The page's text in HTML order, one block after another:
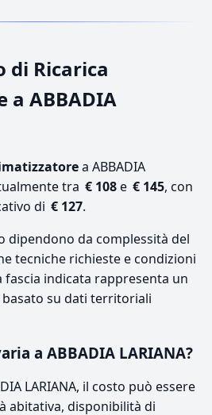
di Ricarica
a ABBADIA
a ABBADIA
tra € 108e € 145, con
di € 127.
dipendono da complessità del
tecniche richieste e condizioni
fascia indicata rappresenta un
su dati territoriali
a ABBADIA LARIANA?
LARIANA, il costo può essere
abitativa, disponibilità di